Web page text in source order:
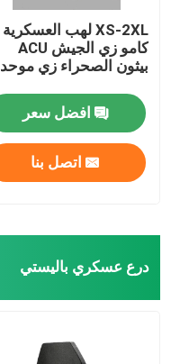
XS-2XL لهب العسكرية
كامو زي الجيش ACU
بيثون الصحراء زي موحد
افضل سعر
اتصل بنا
درع عسكري باليستي